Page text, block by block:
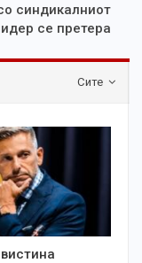
синдикалниот
се претера
Сите